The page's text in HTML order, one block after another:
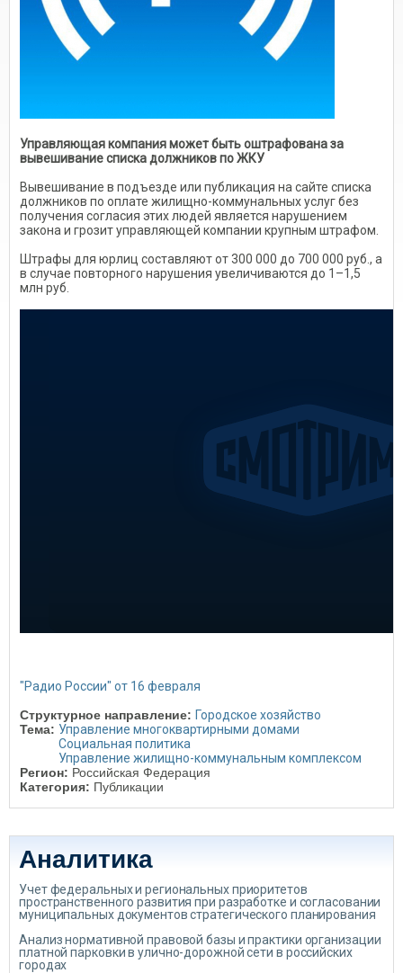
Управляющая компания может быть оштрафована за
вывешивание списка должников по ЖКУ
Вывешивание в подъезде или публикация на сайте списка
должников по оплате жилищно-коммунальных услуг без
получения согласия этих людей является нарушением
закона и грозит управляющей компании крупным штрафом.
Штрафы для юрлиц cоставляют от 300 000 до 700 000 руб., а
в случае повторного нарушения увеличиваются до 1–1,5
млн руб.
"Радио России" от 16 февраля
Структурное направление: Городское хозяйство
Тема: Управление многоквартирными домами
Социальная политика
Управление жилищно-коммунальным комплексом
Регион: Российская Федерация
Категория: Публикации
Аналитика
Учет федеральных и региональных приоритетов
пространственного развития при разработке и согласовании
муниципальных документов стратегического планирования
Анализ нормативной правовой базы и практики организации
платной парковки в улично-дорожной сети в российских
городах